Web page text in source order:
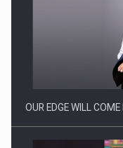
CEO Conference -
OUR EDGE WILL